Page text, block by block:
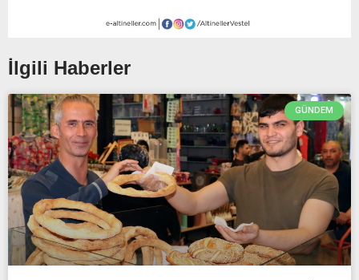
İlgili Haberler
GÜNDEM